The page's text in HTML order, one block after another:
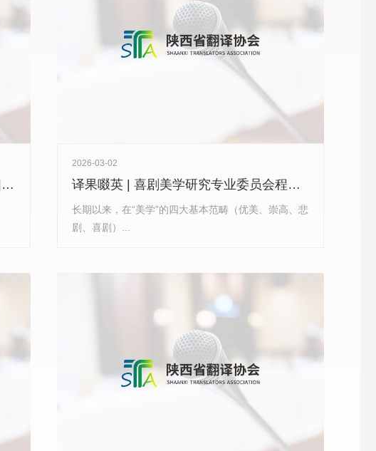
《当代西安作家十五人》英文版 连载5 | 钟法权《红之恋》Red Romance
2026-03-02
译果啜英 | 喜剧美学研究专业委员会程丽华、雷淑雅、陈娟、康音等合力推出《中国喜剧美学史论文库》！
长期以来，在“美学”的四大基本范畴（优美、崇高、悲
剧、喜剧）...